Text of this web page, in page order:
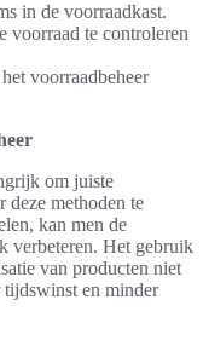
in de voorraadkast.
voorraad te controleren
voorraadbeheer
om juiste
deze methoden te
kan men de
verbeteren. Het gebruik
van producten niet
en minder